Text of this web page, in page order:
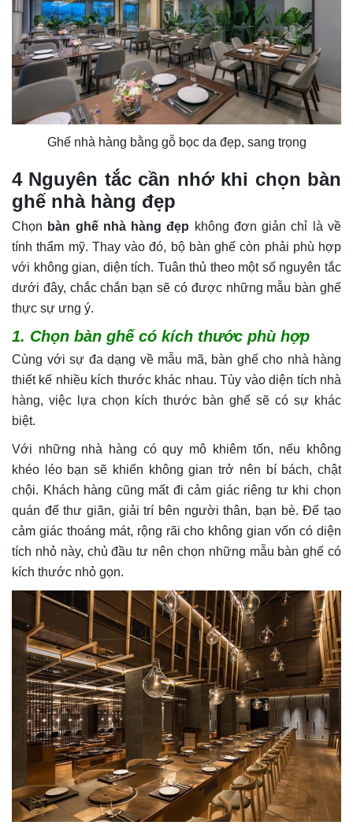
Ghế nhà hàng bằng gỗ bọc da đẹp, sang trọng
4 Nguyên tắc cần nhớ khi chọn bàn
ghế nhà hàng đẹp
Chọn bàn ghế nhà hàng đẹp không đơn giản chỉ là về
tính thẩm mỹ. Thay vào đó, bộ bàn ghế còn phải phù hợp
với không gian, diện tích. Tuân thủ theo một số nguyên tắc
dưới đây, chắc chắn bạn sẽ có được những mẫu bàn ghế
thực sự ưng ý.
1. Chọn bàn ghế có kích thước phù hợp
Cùng với sự đa dạng về mẫu mã, bàn ghế cho nhà hàng
thiết kế nhiều kích thước khác nhau. Tùy vào diện tích nhà
hàng, việc lựa chọn kích thước bàn ghế sẽ có sự khác
biệt.
Với những nhà hàng có quy mô khiêm tốn, nếu không
khéo léo bạn sẽ khiến không gian trở nên bí bách, chật
chội. Khách hàng cũng mất đi cảm giác riêng tư khi chọn
quán để thư giãn, giải trí bên người thân, bạn bè. Để tạo
cảm giác thoáng mát, rộng rãi cho không gian vốn có diện
tích nhỏ này, chủ đầu tư nên chọn những mẫu bàn ghế có
kích thước nhỏ gọn.